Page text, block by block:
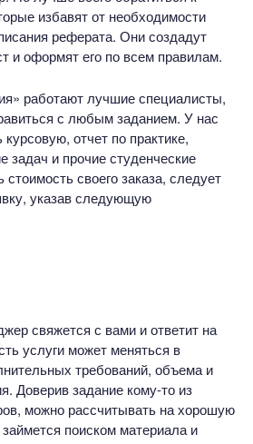
избавят от необходимости
реферата. Они создадут
и оформят его по всем правилам.
работают лучшие специалисты,
с любым заданием. У нас
отчет по практике,
задач и прочие студенческие
своего заказа, следует
указав следующую
свяжется с вами и ответит на
услуги может меняться в
требований, объема и
Доверив задание кому-то из
можно рассчитывать на хорошую
поиском материала и